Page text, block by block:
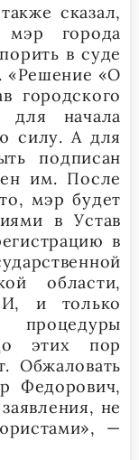
сказал,
города
в суде
«Решение «О
городского
для начала
силу. А для
подписан
им. После
мэр будет
в Устав
в
области,
и только
этих пор
Обжаловать
Федорович,
не
—